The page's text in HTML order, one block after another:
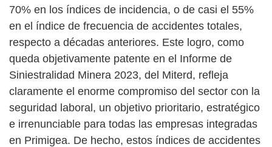
70% en los índices de incidencia, o de casi el 55%
en el índice de frecuencia de accidentes totales,
respecto a décadas anteriores. Este logro, como
queda objetivamente patente en el Informe de
Siniestralidad Minera 2023, del Miterd, refleja
claramente el enorme compromiso del sector con la
seguridad laboral, un objetivo prioritario, estratégico
e irrenunciable para todas las empresas integradas
en Primigea. De hecho, estos índices de accidentes